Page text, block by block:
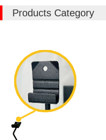
Products Category